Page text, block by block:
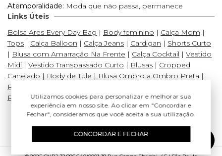
Atemporalidade: Moda que não passa, permanece
Links Úteis
Bolsa Ares Every Day Bag | Body feminino | Calça Mom |
Tops | Calça Balloon | Calça Jeans | Cardigan | Shorts Curto
| Blusa com Amarração Na Frente | Calça Cocktail | Vestido
Midi | Vestido Transpassado Curto | Blusas | Cropped
Canelado | Body de Tule | Blusa Ombro a Ombro Preta |
Regatas Femininas
RegataUtilizamos cookies para personalizar e melhorar sua
experiência em nosso site. Ao clicar em "Concordar e
Fechar", consideramos que você aceita a sua utilização.
CONCORDAR E FECHAR